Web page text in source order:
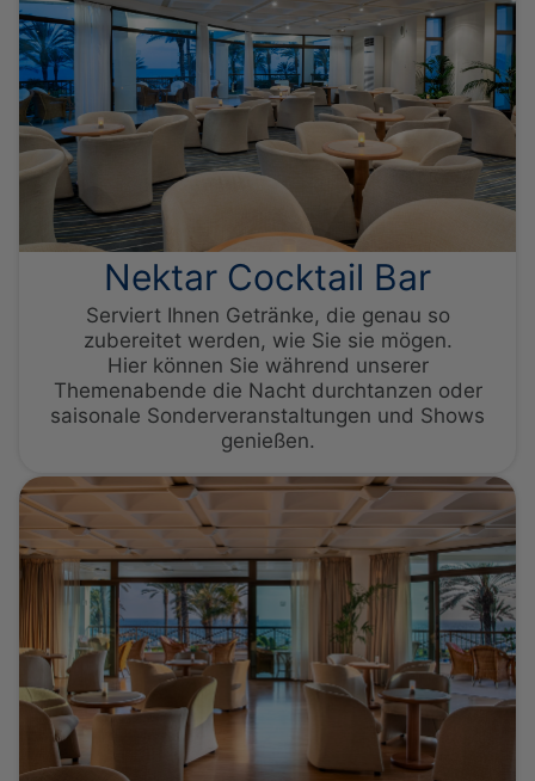
DAS HOTEL
ZIMMER & SUITEN
BESONDERE ANGEBOTE
PRIVILEGIEN DER ELITEKLASSE
TAGUNGEN
STANDORT
COVID-19 – GESUNDHEITS UND
SICHERHEITSMASSNAHMEN
FOTOGALERIE
Nektar Cocktail Bar
Serviert Ihnen Getränke, die genau so
zubereitet werden, wie Sie sie mögen.
Hier können Sie während unserer
Themenabende die Nacht durchtanzen oder
saisonale Sonderveranstaltungen und Shows
genießen.